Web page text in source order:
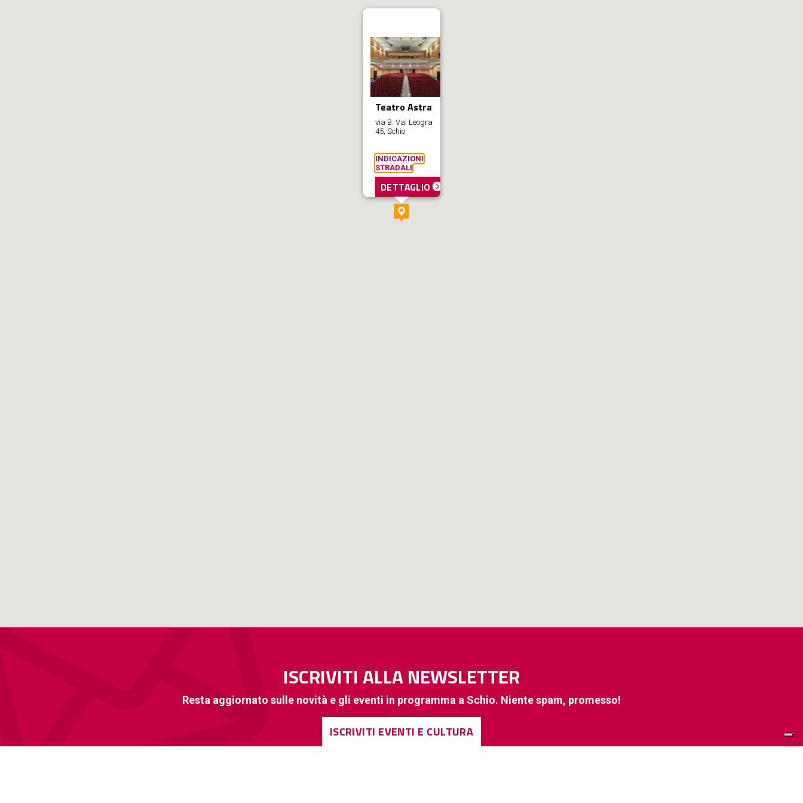
Teatro Astra
via B. Val Leogra
45, Schio
INDICAZIONI
STRADALI
DETTAGLIO
ISCRIVITI ALLA NEWSLETTER
Resta aggiornato sulle novità e gli eventi in programma a Schio. Niente spam, promesso!
ISCRIVITI EVENTI E CULTURA